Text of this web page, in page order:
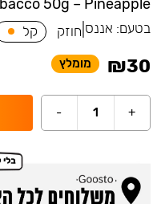
50g – Pineapple
בטעם: אננס חוזק קל
₪30 מומלץ
+
1
-